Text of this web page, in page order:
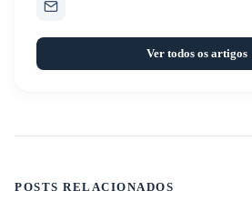
Ver todos os
POSTS RELACIONADOS